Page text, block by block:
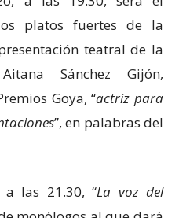
platos fuertes de la
teatral de la
Sánchez Gijón,
Goya, “actriz para
”, en palabras del
las 21.30, “La voz del